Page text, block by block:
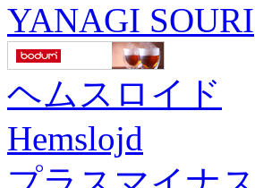
YANAGI SOURI
ヘムスロイド
Hemslojd